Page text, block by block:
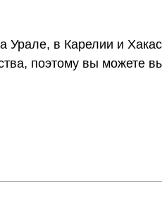
в Карелии и
поэтому вы можете